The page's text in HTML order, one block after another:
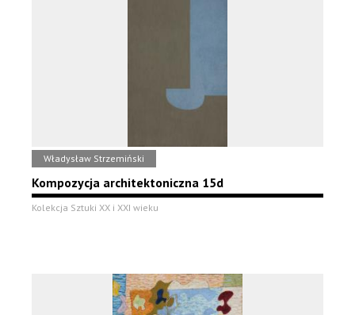
Władysław Strzemiński
Kompozycja architektoniczna 15d
Kolekcja Sztuki XX i XXI wieku